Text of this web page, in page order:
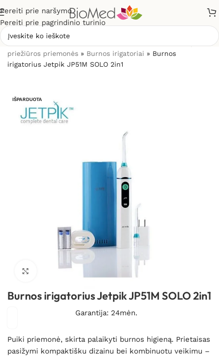
Pereiti prie naršymo
Pereiti prie pagrindinio turinio
priežiūros priemonės » Burnos irigatoriai » Burnos
irigatorius Jetpik JP51M SOLO 2in1
IŠPARDUOTA
Spustelėkite, kad padidintumėte
Burnos irigatorius Jetpik JP51M SOLO 2in1
Garantija: 24mėn.
Puiki priemonė, skirta palaikyti burnos higieną. Prietaisas
pasižymi kompaktišku dizainu bei kombinuotu veikimu –